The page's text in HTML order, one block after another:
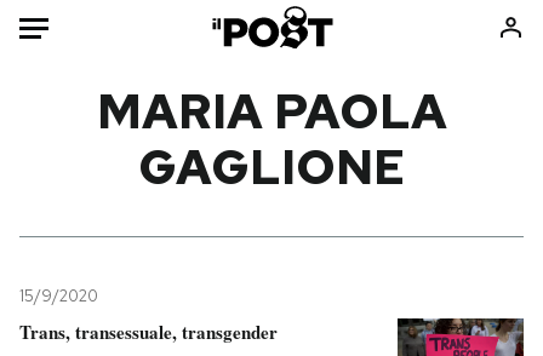
Mondo
Tecnologia
Internet
Libri
Ok Boomer!
MARIA PAOLA
GAGLIONE
15/9/2020
Trans, transessuale, transgender